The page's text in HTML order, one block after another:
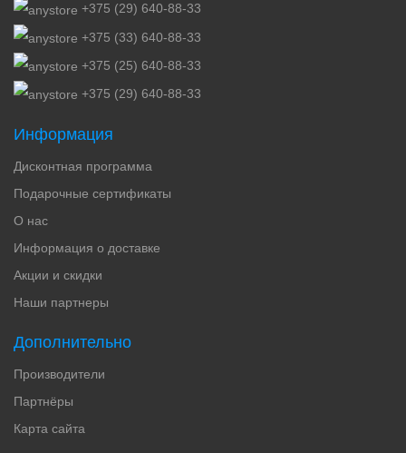
+375 (29) 640-88-33
+375 (33) 640-88-33
+375 (25) 640-88-33
+375 (29) 640-88-33
Информация
Дисконтная программа
Подарочные сертификаты
О нас
Информация о доставке
Акции и скидки
Наши партнеры
Дополнительно
Производители
Партнёры
Карта сайта